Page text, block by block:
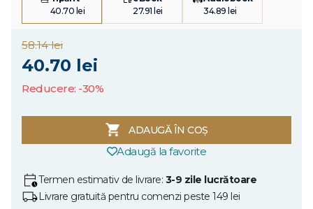
40.70 lei
27.91 lei
34.89 lei
58.14 lei
40.70 lei
Reducere: -30%
ADAUGĂ ÎN COȘ
Adaugă la favorite
Termen estimativ de livrare: 3-9 zile lucrătoare
Livrare gratuită pentru comenzi peste 149 lei